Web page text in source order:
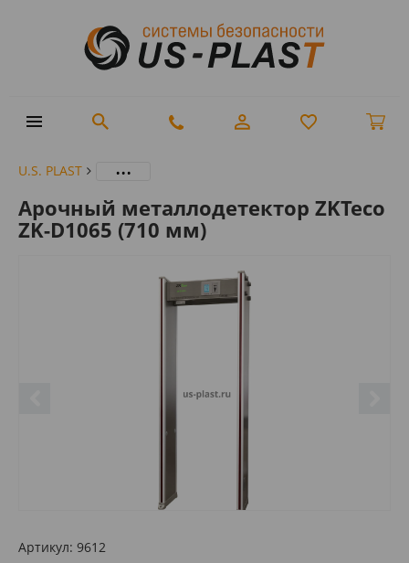
U.S. PLAST ...
Арочный металлодетектор ZKTeco
ZK-D1065 (710 мм)
Артикул: 9612